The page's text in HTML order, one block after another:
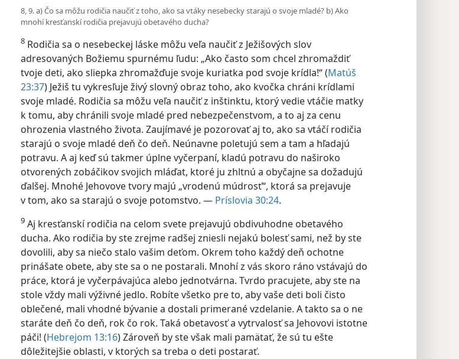
8, 9. a) Čo sa môžu rodičia naučiť z toho, ako sa vtáky nesebecky starajú o svoje mladé? b) Ako
mnohí kresťanskí rodičia prejavujú obetavého ducha?
8 Rodičia sa o nesebeckej láske môžu veľa naučiť z Ježišových slov
adresovaných Božiemu spurnému ľudu: „Ako často som chcel zhromaždiť
tvoje deti, ako sliepka zhromažďuje svoje kuriatka pod svoje krídla!“ ​(Matúš
23:37) Ježiš tu vykresľuje živý slovný obraz toho, ako kvočka chráni krídlami
svoje mladé. Rodičia sa môžu veľa naučiť z inštinktu, ktorý vedie vtáčie matky
k tomu, aby chránili svoje mladé pred nebezpečenstvom, a to aj za cenu
ohrozenia vlastného života. Zaujímavé je pozorovať aj to, ako sa vtáčí rodičia
starajú o svoje mladé deň čo deň. Neúnavne poletujú sem a tam a hľadajú
potravu. A aj keď sú takmer úplne vyčerpaní, kladú potravu do naširoko
otvorených zobáčikov svojich mláďat, ktoré ju zhltnú a obyčajnesa
dožadujú ďalšej. Mnohé Jehovove tvory majú „vrodenú múdrosť“, ktorá sa
prejavuje v tom, ako sa starajú o svoje potomstvo. —Príslovia 30:24
9 Aj kresťanskí rodičia na celom svete prejavujú obdivuhodne obetavého
ducha. Ako rodičia by ste zrejme radšej zniesli nejakú bolesť sami, než by ste
dovolili, aby sa niečo stalo vašim deťom. Okrem toho každý deň ochotne
prinášate obete, aby ste sa o ne postarali. Mnohí z vás skoro ráno vstávajú do
práce, ktorá je vyčerpávajúca alebo jednotvárna. Tvrdo pracujete, aby ste na
stole vždy mali výživné jedlo. Robíte všetko pre to, aby vaše deti boli čisto
oblečené, mali vhodné bývanie a dostali primerané vzdelanie. A takto sa o ne
staráte deň čo deň, rok čo rok. Taká obetavosť a vytrvalosť sa Jehovovi istotne
páči! (Hebrejom 13:16) Zároveň by ste však mali pamätať, že sú tu ešte
dôležitejšie oblasti, v ktorých sa treba o deti postarať.